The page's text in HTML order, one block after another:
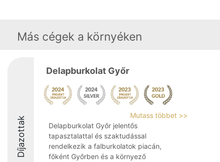
Más cégek a környéken
Díjazottak
Delapburkolat Győr
Mutass többet >>
Delapburkolat Győr jelentős
tapasztalattal és szaktudással
rendelkezik a falburkolatok piacán,
főként Győrben és a környező